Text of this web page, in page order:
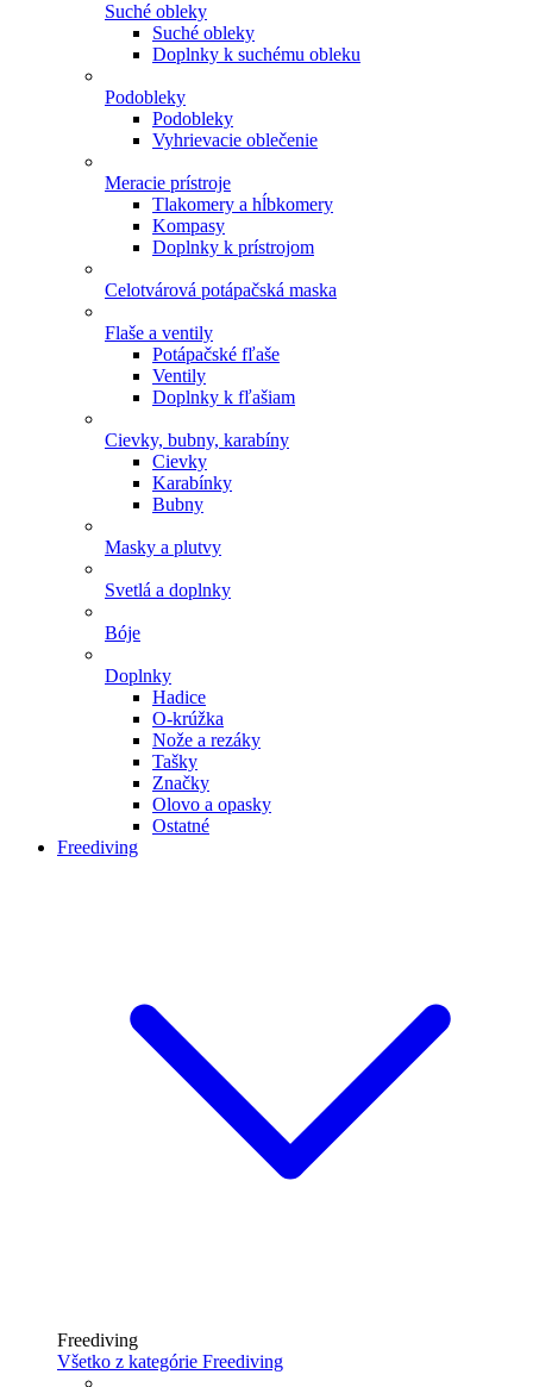
Suché obleky
Suché obleky
Doplnky k suchému obleku
Podobleky
Podobleky
Vyhrievacie oblečenie
Meracie prístroje
Tlakomery a hĺbkomery
Kompasy
Doplnky k prístrojom
Celotvárová potápačská maska
Flaše a ventily
Potápačské fľaše
Ventily
Doplnky k fľašiam
Cievky, bubny, karabíny
Cievky
Karabínky
Bubny
Masky a plutvy
Svetlá a doplnky
Bóje
Doplnky
Hadice
O-krúžka
Nože a rezáky
Tašky
Značky
Olovo a opasky
Ostatné
Freediving
Freediving
Všetko z kategórie Freediving